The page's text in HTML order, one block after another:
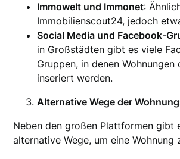
Immowelt und Immonet:
Immobilienscout24, jedoch
Social Media und Facebook-
in Großstädten gibt es viele
Gruppen, in denen Wohnungen
inseriert werden.
Alternative Wege der
Neben den großen Plattformen gibt
alternative Wege, um eine Wohnung